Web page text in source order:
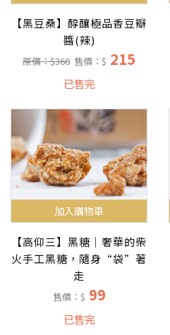
【黑豆桑】醇釀極品香豆瓣
醬(辣)
原價：$360 售價：$ 215
已售完
加入購物車
【高仰三】黑糖｜奢華的柴
火手工黑糖，隨身“袋”著
走
售價：$ 99
已售完